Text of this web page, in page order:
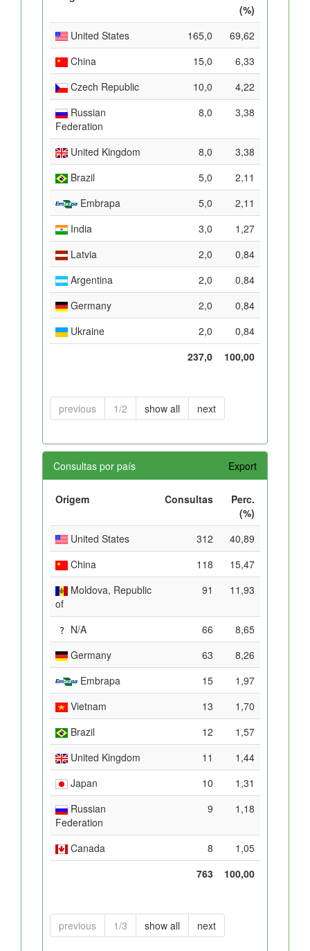
(%)
United States
165,0
69,62
China
15,0
6,33
Czech Republic
10,0
4,22
Russian
Federation
8,0 3,38
United Kingdom 8,0
3,38
Brazil
5,0
2,11
Embrapa
5,0
2,11
India
3,0
1,27
Latvia
2,0
0,84
Argentina
2,0
0,84
Germany
2,0
0,84
Ukraine
2,0
0,84
237,0
100,00
previous 1/2 show all next
Consultas por país Export
Origem Consultas
Perc.
(%)
United States
312
40,89
China
118
15,47
Moldova, Republic
of
91 11,93
N/A 66
8,65
Germany
63
8,26
Embrapa
15
1,97
Vietnam
13
1,70
Brazil
12
1,57
United Kingdom
11
1,44
Japan
10
1,31
Russian
Federation
9 1,18
Canada 8
1,05
763
100,00
previous 1/3 show all next